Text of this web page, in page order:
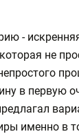
-
не
в первую
именно в